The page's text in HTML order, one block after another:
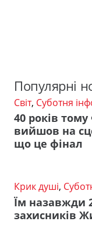
Популярні
Світ, Суботня
40 років
вийшов на
що це фінал
Крик душі,
Їм назавжди
захисників